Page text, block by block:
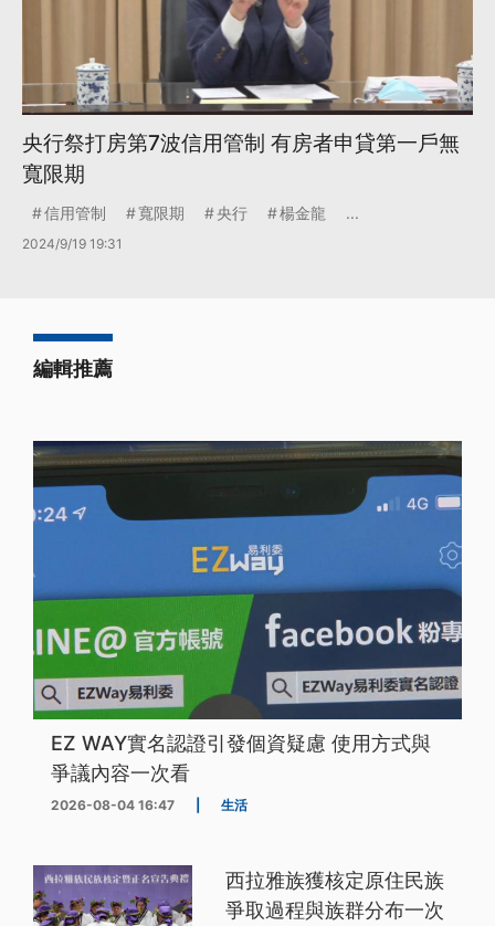
央行祭打房第7波信用管制 有房者申貸第一戶無
寬限期
信用管制 寬限期 央行 楊金龍 ...
2024/9/19 19:31
編輯推薦
EZ WAY實名認證引發個資疑慮 使用方式與
爭議內容一次看
2026-08-04 16:47 生活
西拉雅族獲核定原住民族
爭取過程與族群分布一次